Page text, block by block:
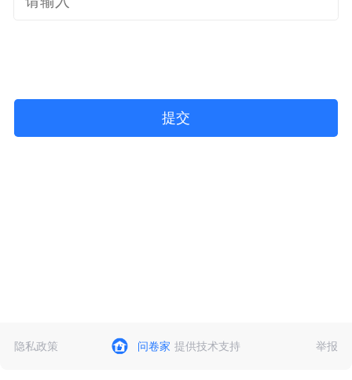
提交
举报
隐私政策 问卷家 提供技术支持